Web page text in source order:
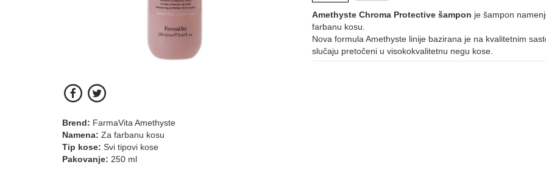
Amethyste Chroma Protective šampon je šampon
farbanu kosu.
Nova formula Amethyste linije bazirana je na kvalitetnim
slučaju pretočeni u visokokvalitetnu negu kose.
Brend: FarmaVita Amethyste
Namena: Za farbanu kosu
Tip kose: Svi tipovi kose
Pakovanje: 250 ml